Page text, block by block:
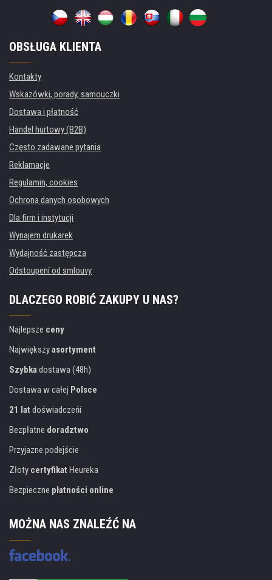
OBSŁUGA KLIENTA
Kontakty
Wskazówki, porady, samouczki
Dostawa i płatność
Handel hurtowy (B2B)
Często zadawane pytania
Reklamacje
Regulamin, cookies
Ochrona danych osobowych
Dla firm i instytucji
Wynajem drukarek
Wydajność zastępcza
Odstoupení od smlouvy
DLACZEGO ROBIĆ ZAKUPY U NAS?
Najlepsze ceny
Największyasortyment
Szybkadostawa (48h)
Dostawa w całej Polsce
21 lat doświadczeńí
Bezpłatne doradztwo
Przyjazne podejście
Złoty certyfikat Heureka
Bezpieczne płatności online
MOŻNA NAS ZNALEŹĆ NA